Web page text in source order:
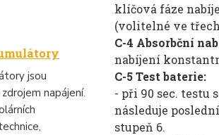
jsou
napájení.
klíčová fáze
(volitelné ve
C-4 Absorbční
nabíjení
C-5 Test baterie:
- při 90 sec. testu
následuje
stupeň 6.